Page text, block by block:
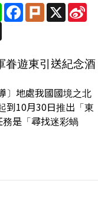
Line Facebook
PlurkX
Threads
眷遊東引送紀念酒
〕地處我國國境之北
到10月30日推出「東
是「尋找迷彩蝸